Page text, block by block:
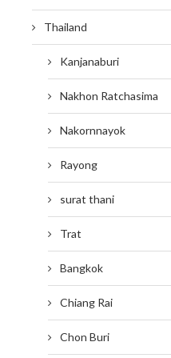
Thailand
Kanjanaburi
Nakhon Ratchasima
Nakornnayok
Rayong
surat thani
Trat
Bangkok
Chiang Rai
Chon Buri